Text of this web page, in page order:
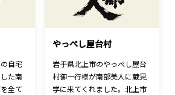
自宅
た南
全て
やっぺし屋台村
岩手県北上市のやっぺし屋台
村御一行様が南部美人に蔵見
学に来てくれました。北上市